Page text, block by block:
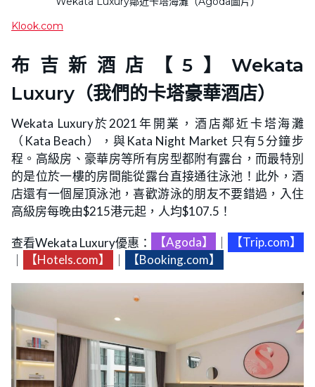
Klook.com
布吉新酒店【5】Wekata
Luxury（我們的卡塔豪華酒店）
Wekata Luxury於2021年開業，酒店鄰近卡塔海灘
（Kata Beach），與Kata Night Market 只有5分鐘步
程。高級房、豪華房等所有房型都附有露台，而最特別
的是位於一樓的房間能從露台直接通往泳池！此外，酒
店還有一個屋頂泳池，喜歡游泳的朋友不要錯過，入住
高級房每晚由$215港元起，人均$107.5！
查看Wekata Luxury優惠： 【Agoda】
【Trip.com】
【Hotels.com】 【Booking.com】